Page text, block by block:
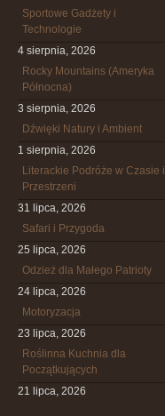
Sportowe Gadżety i
Technologie
4 sierpnia, 2026
Rocky Mountains (Ameryka
Północna)
3 sierpnia, 2026
Dźwięki Natury i Ambient
1 sierpnia, 2026
Literackie Podróże w Czasie i
Przestrzeni
31 lipca, 2026
Safari i Przygoda
25 lipca, 2026
Odzież dla Małego Patrioty
24 lipca, 2026
Motoryzacja
23 lipca, 2026
Roślinna Kuchnia dla
Początkujących
21 lipca, 2026